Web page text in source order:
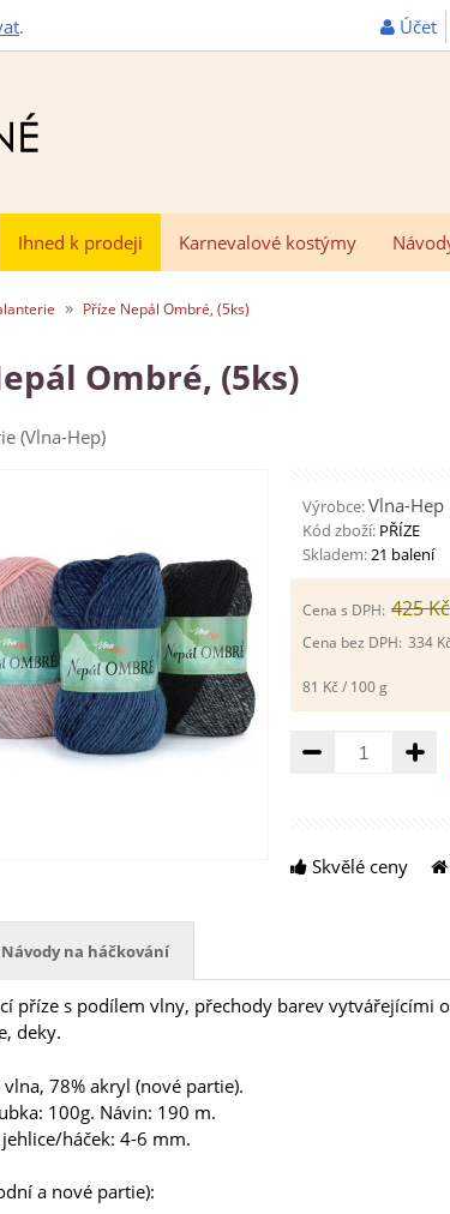
. Účet
Ihned k prodeji Karnevalové kostýmy
» Příze Nepál Ombré, (5ks)
Ombré, (5ks)
(Vlna-Hep)
Výrobce:Vlna-Hep
Kód zboží: PŘÍZE
Skladem:21 balení
Cena s DPH: 425 Kč
Cena bez DPH: 334
81 Kč / 100 g
Množství
Skvělé ceny
Návody na háčkování
příze s podílem vlny, přechody barev vytvářejícími
deky.
vlna, 78% akryl (nové partie).
100g. Návin: 190 m.
háček: 4-6 mm.
a nové partie):